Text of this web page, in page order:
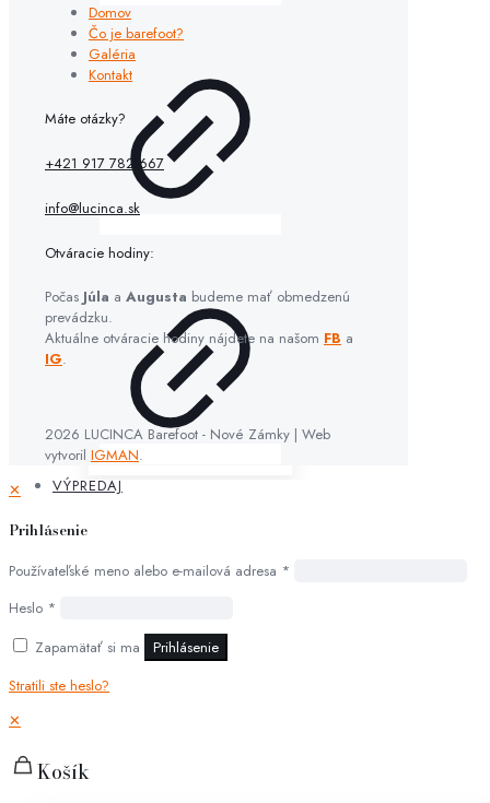
VÝPREDAJ
Domov
Čo je barefoot?
Galéria
Kontakt
Máte otázky?
+421 917 782 667
info@lucinca.sk
Otváracie hodiny:
Počas Júla a Augusta budeme mať obmedzenú
prevádzku.
Aktuálne otváracie hodiny nájdete na našom FB a
IG.
2026 LUCINCA Barefoot - Nové Zámky | Web
vytvoril IGMAN.
✕
Prihlásenie
Používateľské meno alebo e-mailová adresa *
Heslo *
Zapamätať si ma
Prihlásenie
Stratili ste heslo?
✕
Košík